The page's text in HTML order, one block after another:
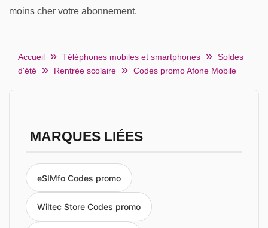
moins cher votre abonnement.
Accueil Téléphones mobiles et smartphones
Soldes
d'été
Rentrée scolaire Codes promo Afone Mobile
MARQUES LIÉES
eSIMfo Codes promo
Wiltec Store Codes promo